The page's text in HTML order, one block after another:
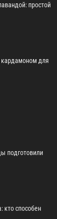
простой
для
подготовили
кто способен